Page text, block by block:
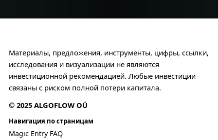
Материалы, предложения, инструменты, цифры, ссылки,
исследования и визуализации не являются
инвестиционной рекомендацией. Любые инвестиции
связаны с риском полной потери капитала.
© 2025 ALGOFLOW OÜ
Навигация по страницам
Magic Entry FAQ